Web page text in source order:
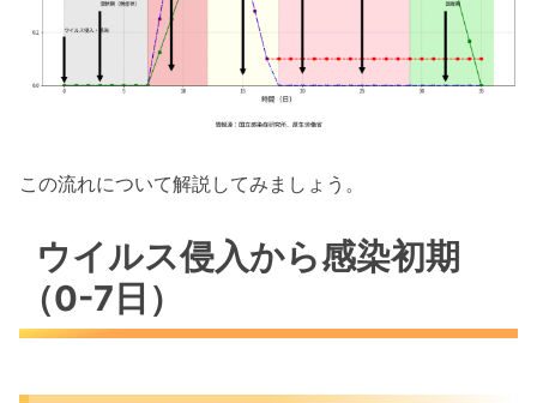
この流れについて解説してみましょう。
ウイルス侵入から感染初期
（0-7日）